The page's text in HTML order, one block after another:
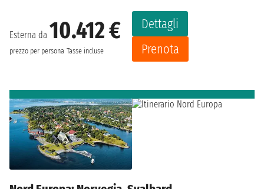
Esterna da 10.412 €
prezzo per persona Tasse incluse
Dettagli
Prenota